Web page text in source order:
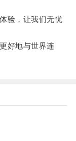
验，让我们无忧
好地与世界连